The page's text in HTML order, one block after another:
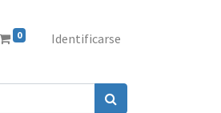
0 Identificarse